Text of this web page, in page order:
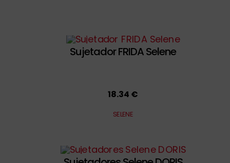
Sujetador FRIDA Selene
18.34 €
SELENE